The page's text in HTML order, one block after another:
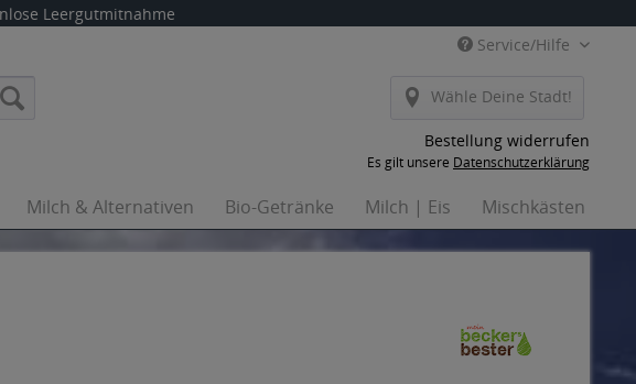
Leergutmitnahme
Service/Hilfe
Wähle Deine Stadt!
Bestellung widerrufen
Es gilt unsere Datenschutzerklärung
Milch & Alternativen Bio-Getränke Milch | Eis Mischkästen